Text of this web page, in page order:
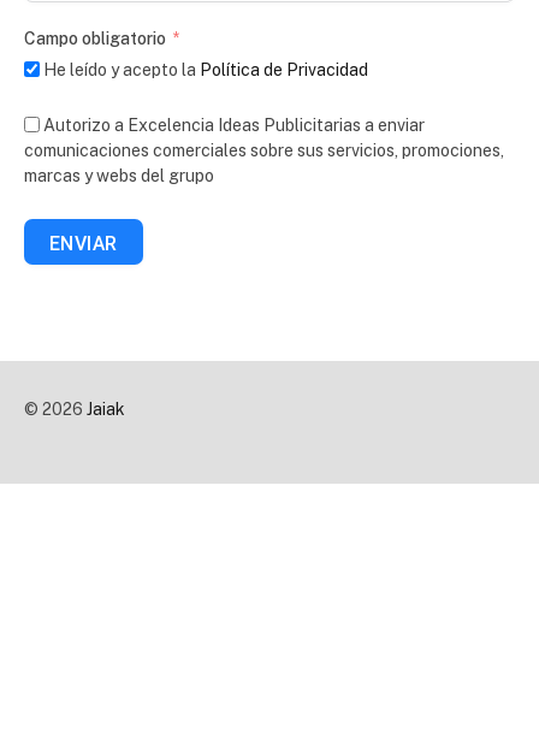
Campo obligatorio
He leído y acepto la Política de Privacidad
Autorizo a Excelencia Ideas Publicitarias a enviar
comunicaciones comerciales sobre sus servicios, promociones,
marcas y webs del grupo
ENVIAR
© 2026 Jaiak